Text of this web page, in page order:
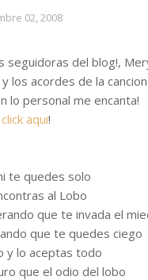
02, 2008
seguidoras del blog!,
los acordes de la
lo personal me encanta!
click aqui!
te quedes solo
al Lobo
que te invada el
que te quedes ciego
y lo aceptas todo
que el odio del lobo